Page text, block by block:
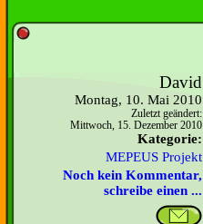
David
Montag, 10. Mai 2010
Zuletzt geändert:
Mittwoch, 15. Dezember 2010
Kategorie:
MEPEUS Projekt
Noch kein Kommentar,
schreibe einen ...